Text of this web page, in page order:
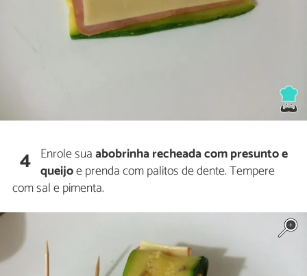
4 Enrole suaabobrinha recheada com presunto e
queijoe prenda com palitos de dente. Tempere
com sal e pimenta.